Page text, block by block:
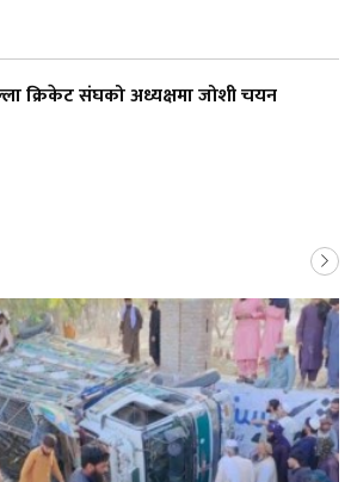
क्रिकेट संघको अध्यक्षमा जोशी चयन